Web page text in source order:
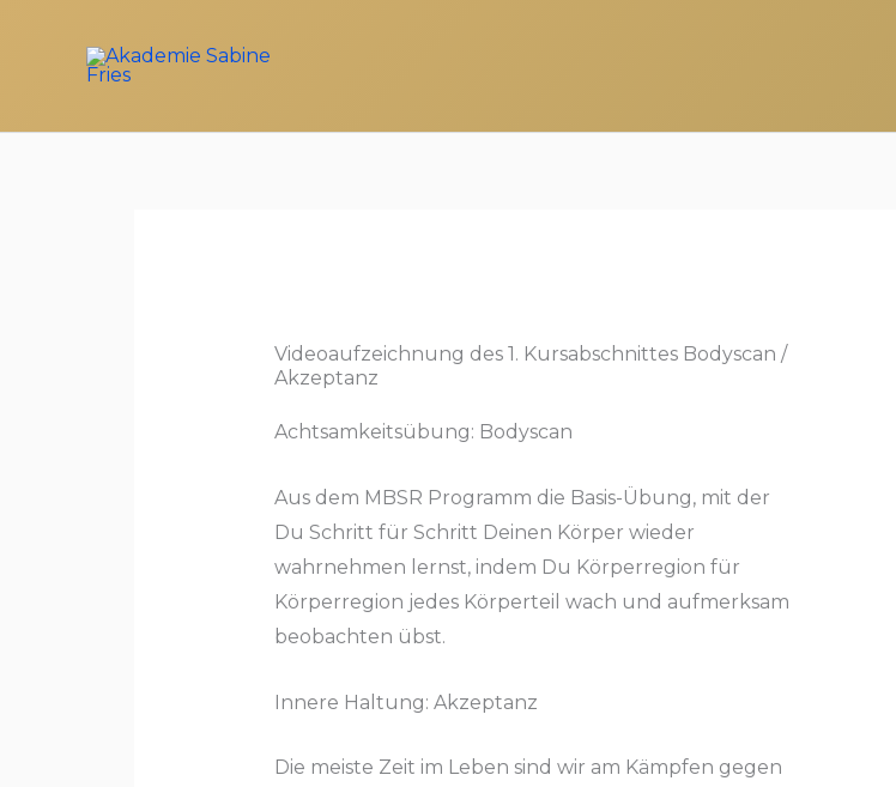
Videoaufzeichnung des 1. Kursabschnittes Bodyscan /
Akzeptanz
Achtsamkeitsübung: Bodyscan
Aus dem MBSR Programm die Basis-Übung, mit der
Du Schritt für Schritt Deinen Körper wieder
wahrnehmen lernst, indem Du Körperregion für
Körperregion jedes Körperteil wach und aufmerksam
beobachten übst.
Innere Haltung: Akzeptanz
Die meiste Zeit im Leben sind wir am Kämpfen gegen